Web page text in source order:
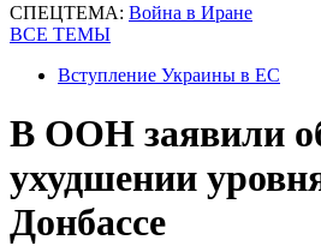
СПЕЦТЕМА: Война в Иране
ВСЕ ТЕМЫ
Вступление Украины в ЕС
В ООН заявили
ухудшении
Донбассе